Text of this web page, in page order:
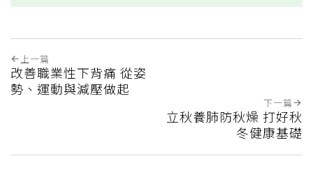
上一篇
改善職業性下背痛 從姿
勢、運動與減壓做起
下一篇
立秋養肺防秋燥 打好秋
冬健康基礎